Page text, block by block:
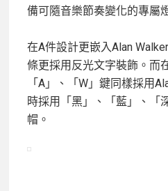
備可隨音樂節奏變化的專屬
在A件設計更嵌入Alan
條更採用反光文字裝飾。而
「A」、「W」鍵同樣採用
時採用「黑」、「藍」、「
帽。